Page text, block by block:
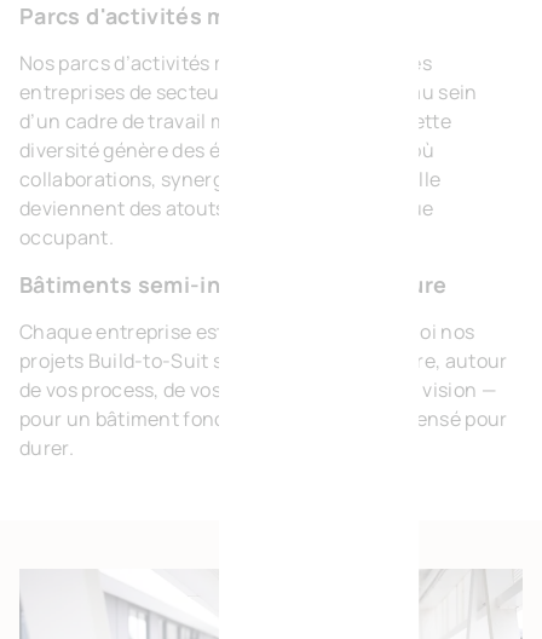
Parcs d'activités mixtes
Nos parcs d’activités mixtes rassemblent des
entreprises de secteurs et de tailles variés au sein
d’un cadre de travail moderne et durable. Cette
diversité génère des écosystèmes vivants, où
collaborations, synergies et visibilité mutuelle
deviennent des atouts concrets pour chaque
occupant.
Bâtiments semi-industriels sur mesure
Chaque entreprise est unique. C’est pourquoi nos
projets Build-to-Suit sont conçus sur mesure, autour
de vos process, de vos ambitions et de votre vision —
pour un bâtiment fonctionnel, efficace et pensé pour
durer.